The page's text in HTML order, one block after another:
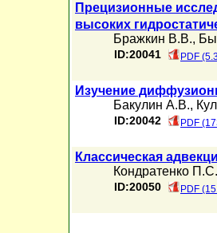
Прецизионные
высоких
Бражкин В.В.,
ID:20041 PDF
Изучение
Бакулин А.В.,
ID:20042 PDF
Классическая
Кондратенко П.С.
ID:20050 PDF